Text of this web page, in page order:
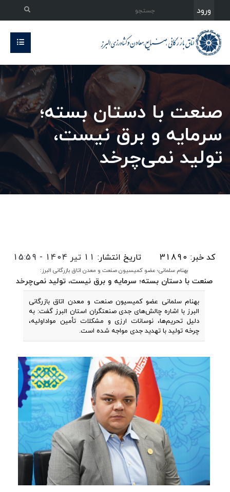
ورود
صنعت با دستان بسته؛
سرمایه و برق نیست،
تولید نمی‌چرخد
کد خبر: 31890 تاریخ انتشار: 11 تیر 1404 - 15:59
بهنام سلمانی؛ عضو کمیسیون صنعت و معدن اتاق بازرگانی البرز:
صنعت با دستان بسته؛ سرمایه و برق نیست، تولید نمی‌چرخد
بهنام سلمانی عضو کمیسیون صنعت و معدن اتاق بازرگانی
البرز با اشاره چالش‌های جدی صنعتگران استان البرز گفت: به
دلیل تحریم‌ها، نوسانات ارزی و مشکلات تأمین مواداولیه،
چرخه تولید با تهدید جدی مواجه شده است.